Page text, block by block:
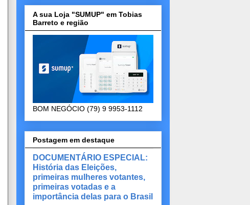
A sua Loja "SUMUP" em Tobias
Barreto e região
BOM NEGÓCIO (79) 9 9953-1112
Postagem em destaque
DOCUMENTÁRIO ESPECIAL:
História das Eleições,
primeiras mulheres votantes,
primeiras votadas e a
importância delas para o Brasil